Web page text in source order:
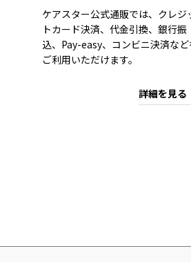
ケアスター公式通販では、クレジ
トカード決済、代金引換、銀行振
込、Pay-easy、コンビニ決済など
ご利用いただけます。
詳細を見る